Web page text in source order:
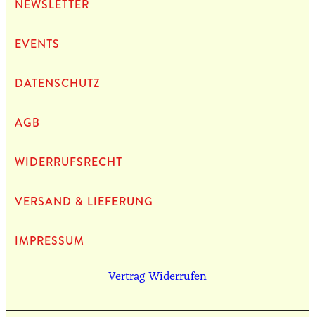
NEWS­LET­TER
EVENTS
DATEN­SCHUTZ
AGB
WIDERRUFSRECHT
VERSAND & LIEFERUNG
IMPRES­SUM
Vertrag Widerrufen